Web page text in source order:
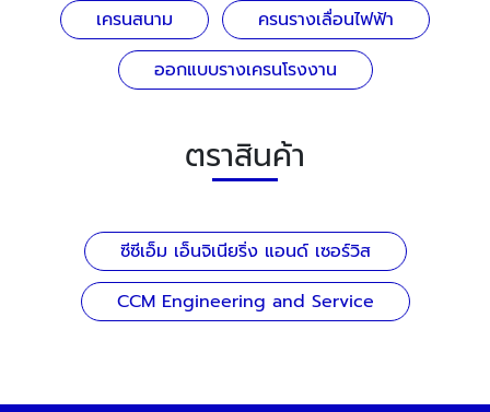
เครนสนาม
ครนรางเลื่อนไฟฟ้า
ออกแบบรางเครนโรงงาน
ตราสินค้า
ซีซีเอ็ม เอ็นจิเนียริ่ง แอนด์ เซอร์วิส
CCM Engineering and Service